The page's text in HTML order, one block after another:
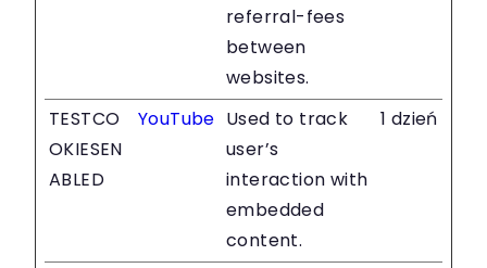
referral-fees
between
websites.
TESTCO
OKIESEN
ABLED
YouTube Used to track
user’s
interaction with
embedded
content.
1 dzień